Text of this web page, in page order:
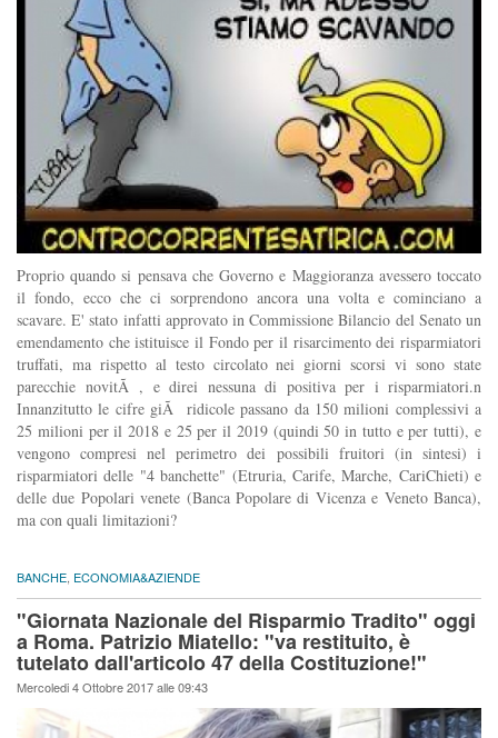
Proprio quando si pensava che Governo e Maggioranza avessero toccato
il fondo, ecco che ci sorprendono ancora una volta e cominciano a
scavare. E' stato infatti approvato in Commissione Bilancio del Senato un
emendamento che istituisce il Fondo per il risarcimento dei risparmiatori
truffati, ma rispetto al testo circolato nei giorni scorsi vi sono state
parecchie novitÃ , e direi nessuna di positiva per i risparmiatori.n
Innanzitutto le cifre giÃ ridicole passano da 150 milioni complessivi a
25 milioni per il 2018 e 25 per il 2019 (quindi 50 in tutto e per tutti), e
vengono compresi nel perimetro dei possibili fruitori (in sintesi) i
risparmiatori delle "4 banchette" (Etruria, Carife, Marche, CariChieti) e
delle due Popolari venete (Banca Popolare di Vicenza e Veneto Banca),
ma con quali limitazioni?
BANCHE ECONOMIA&AZIENDE
"Giornata Nazionale del Risparmio Tradito" oggi
a Roma. Patrizio Miatello: "va restituito, è
tutelato dall'articolo 47 della Costituzione!"
Mercoledi 4 Ottobre 2017 alle 09:43